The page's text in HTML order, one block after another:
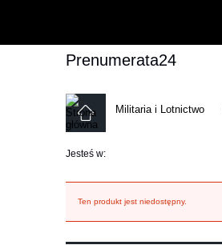
Prenumerata24
Militaria i Lotnictwo
Jesteś w:
Ten produkt jest niedostępny.